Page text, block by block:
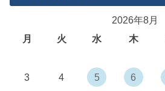
2026年8月
月
火 水 木
3
4 5 6